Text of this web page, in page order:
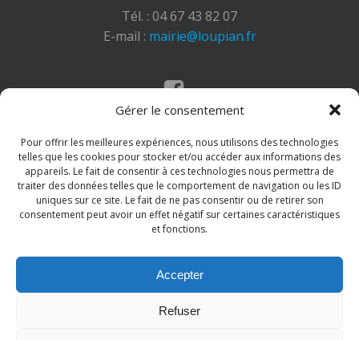
Gérer le consentement
Pour offrir les meilleures expériences, nous utilisons des technologies
telles que les cookies pour stocker et/ou accéder aux informations des
appareils. Le fait de consentir à ces technologies nous permettra de
traiter des données telles que le comportement de navigation ou les ID
uniques sur ce site. Le fait de ne pas consentir ou de retirer son
consentement peut avoir un effet négatif sur certaines caractéristiques
et fonctions.
Accepter
Refuser
Tél. : 04 67 43 82 07
E-mail : mairie@loupian.fr
© 2026 Site de la commune de Loupian. Un service
proposé parComm'un Site